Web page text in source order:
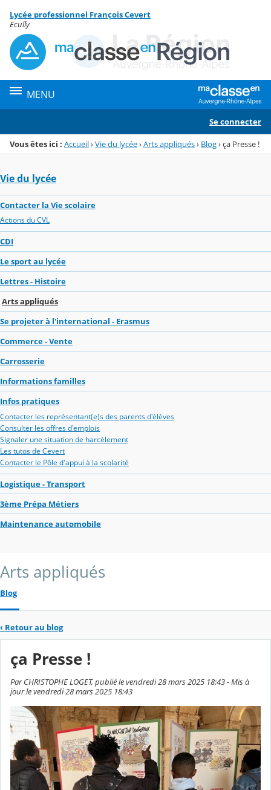
Menu de la rubrique
Contenu
Lycée professionnel François Cevert
Ecully
MENU
Se connecter
Vous êtes ici : Accueil›Vie du lycée›Arts appliqués› Blog›ça Presse !
Vie du lycée
Contacter la Vie scolaire
Actions du CVL
CDI
Le sport au lycée
Lettres - Histoire
Arts appliqués
Se projeter à l'international - Erasmus
Commerce - Vente
Carrosserie
Informations familles
Infos pratiques
Contacter les représentant(e)s des parents d'élèves
Consulter les offres d'emplois
Signaler une situation de harcèlement
Les tutos de Cevert
Contacter le Pôle d'appui à la scolarité
Logistique - Transport
3ème Prépa Métiers
Maintenance automobile
Arts appliqués
Blog
‹ Retour au blog
ça Presse !
Par CHRISTOPHE LOGET, publié le vendredi 28 mars 2025 18:43 - Mis à
jour le vendredi 28 mars 2025 18:43